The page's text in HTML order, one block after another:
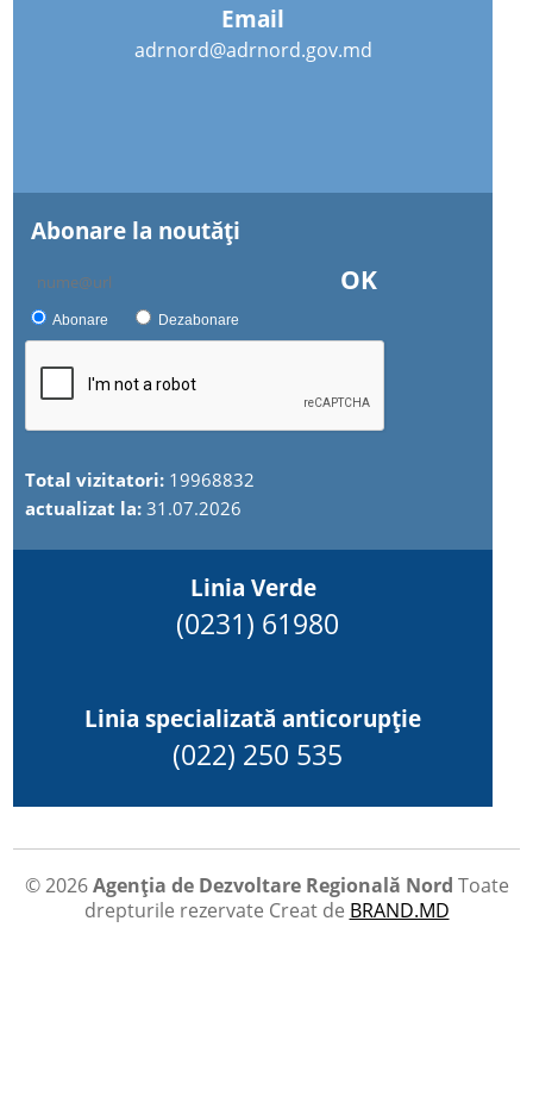
Email
adrnord@adrnord.gov.md
Abonare la noutăţi
OK
Abonare Dezabonare
Total vizitatori: 19968832
actualizat la:31.07.2026
Linia Verde
(0231) 61980
Linia specializată anticorupție
(022) 250 535
© 2026Agenția de Dezvoltare Regională Nord Toate
drepturile rezervate Creat de BRAND.MD